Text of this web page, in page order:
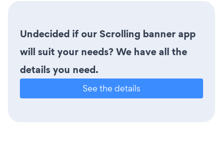
Undecided if our Scrolling banner app
will suit your needs? We have all the
details you need.
See the details